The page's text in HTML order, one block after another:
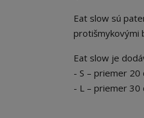
Eat slow sú
protišmykovými
Eat slow je
- S – priemer 20
- L – priemer 30